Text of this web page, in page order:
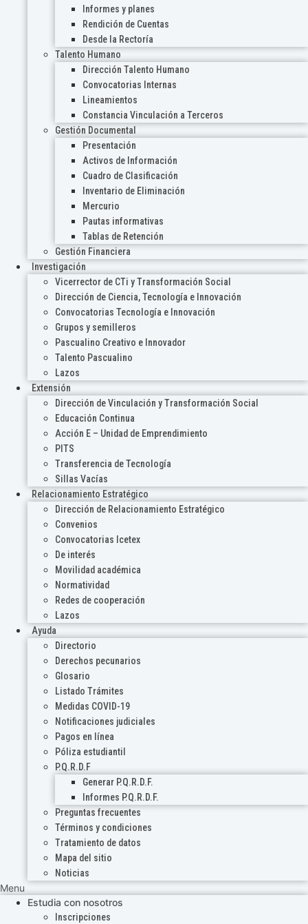
Informes y planes
Rendición de Cuentas
Desde la Rectoría
Talento Humano
Dirección Talento Humano
Convocatorias Internas
Lineamientos
Constancia Vinculación a Terceros
Gestión Documental
Presentación
Activos de Información
Cuadro de Clasificación
Inventario de Eliminación
Mercurio
Pautas informativas
Tablas de Retención
Gestión Financiera
Investigación
Vicerrector de CTi y Transformación Social
Dirección de Ciencia, Tecnología e Innovación
Convocatorias Tecnología e Innovación
Grupos y semilleros
Pascualino Creativo e Innovador
Talento Pascualino
Lazos
Extensión
Dirección de Vinculación y Transformación Social
Educación Continua
Acción E – Unidad de Emprendimiento
PITS
Transferencia de Tecnología
Sillas Vacías
Relacionamiento Estratégico
Dirección de Relacionamiento Estratégico
Convenios
Convocatorias Icetex
De interés
Movilidad académica
Normatividad
Redes de cooperación
Lazos
Ayuda
Directorio
Derechos pecunarios
Glosario
Listado Trámites
Medidas COVID-19
Notificaciones judiciales
Pagos en línea
Póliza estudiantil
P.Q.R.D.F
Generar P.Q.R.D.F.
Informes P.Q.R.D.F.
Preguntas frecuentes
Términos y condiciones
Tratamiento de datos
Mapa del sitio
Noticias
Menu
Estudia con nosotros
Inscripciones